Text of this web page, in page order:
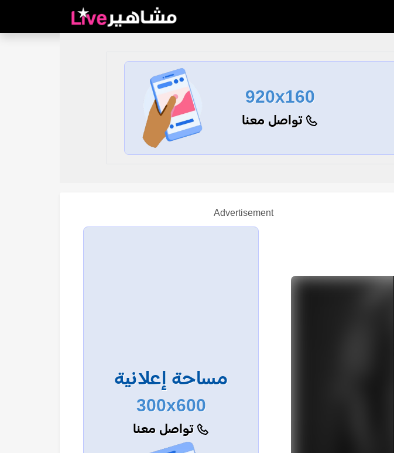
920x160
تواصل معنا
Advertisement
مساحة إعلانية
300x600
تواصل معنا